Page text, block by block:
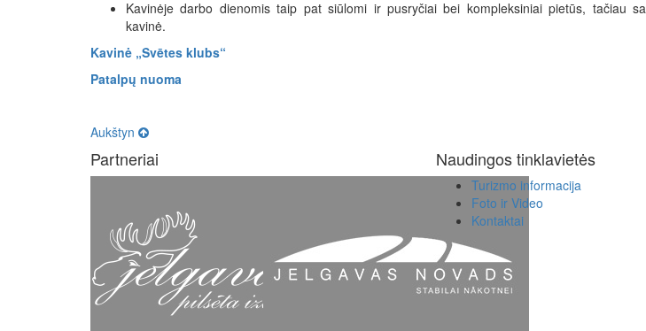
Kavinėje darbo dienomis taip pat siūlomi ir pusryčiai bei kompleksiniai pietūs, tačiau
kavinė.
Kavinė „Svētes klubs“
Patalpų nuoma
Aukštyn
Partneriai Naudingos tinklavietės
Turizmo informacija
Foto ir Video
Kontaktai